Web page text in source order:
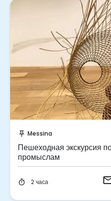
push_pin Messina
Пешеходная экскурсия
промыслам
timer 2 часа